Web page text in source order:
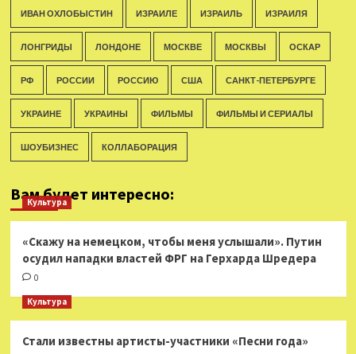
ИВАН ОХЛОБЫСТИН ИЗРАИЛЕ ИЗРАИЛЬ ИЗРАИЛЯ
ЛОНГРИДЫ ЛОНДОНЕ МОСКВЕ МОСКВЫ ОСКАР
РФ РОССИИ РОССИЮ США САНКТ-ПЕТЕРБУРГЕ
УКРАИНЕ УКРАИНЫ ФИЛЬМЫ ФИЛЬМЫ И СЕРИАЛЫ
ШОУБИЗНЕС КОЛЛАБОРАЦИЯ
Вам будет интересно:
Культура
«Скажу на немецком, чтобы меня услышали». Путин
осудил нападки властей ФРГ на Герхарда Шредера
0
Культура
Стали известны артисты-участники «Песни года»